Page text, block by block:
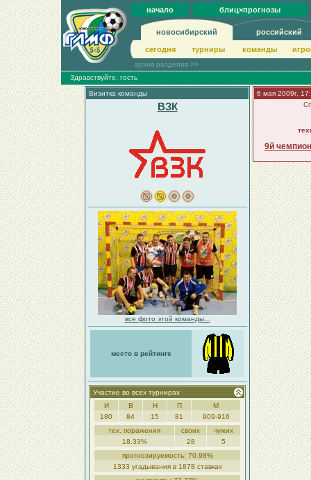
начало блиц×прогнозы
новосибирский российский
сегодня турниры команды
архив разделов >>
Здравствуйте, гость
Визитка команды
ВЗК
все фото этой команды...
место в рейтинге
Участие во всех турнирах
И
В Н П
М
180
84 15 81
909-916
тех. поражения
своих
чужих
18.33%
28
5
прогнозируемость: 70.98%
1333 угадывания в 1878 ставках
6 мая 2009г,
9й